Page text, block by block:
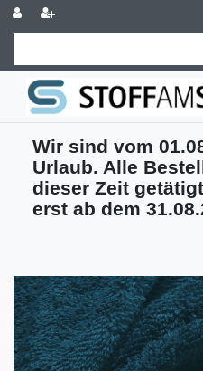
Wir sind vom
Urlaub. Alle
dieser Zeit
erst ab dem